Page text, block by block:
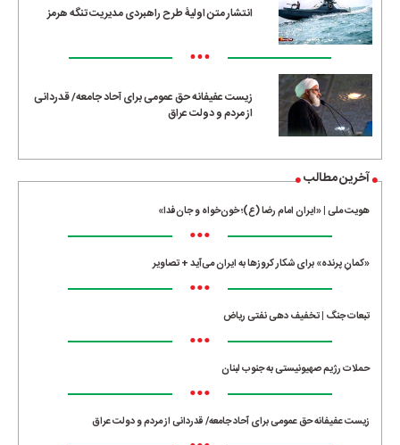
انتشار متن اولیۀ طرح راهبردی مدیریت تنگه هرمز
•••
زیست عفیفانه حق عمومی برای آحاد جامعه/ قدردانی
از مردم و دولت عراق
آخرین مطالب
هویت ملی | «ایران امام رضا (ع)؛ خون‌خواه و جان‌فدا»
•••
«کمانِ پرنده» برای شکار کروزها به ایران می‌آید + تصاویر
•••
تبعات جنگ | تخفیف دهی نفتی ریاض
•••
حملات رژیم صهیونیستی به جنوب لبنان
•••
زیست عفیفانه حق عمومی برای آحاد جامعه/ قدردانی از مردم و دولت عراق